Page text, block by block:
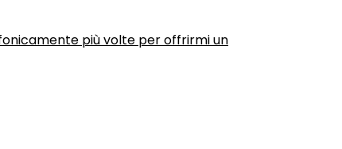
più volte per offrirmi un